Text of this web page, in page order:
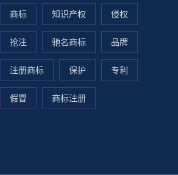
商标 知识产权 侵权
抢注 驰名商标 品牌
注册商标 保护 专利
假冒 商标注册